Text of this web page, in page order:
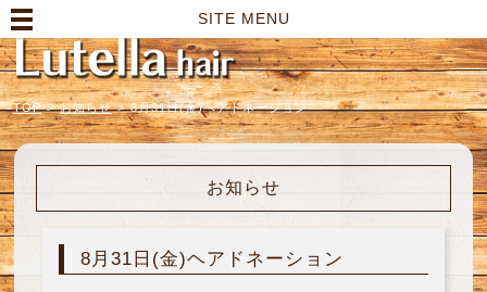
SITE MENU
TOP > お知らせ > 8月31日(金)ヘアドネーション
お知らせ
8月31日(金)ヘアドネーション